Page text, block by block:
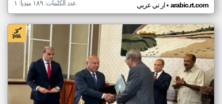
ار تي عربي• arabic.rt.com عدد الكلمات: ١٨٩ ميديا: ١